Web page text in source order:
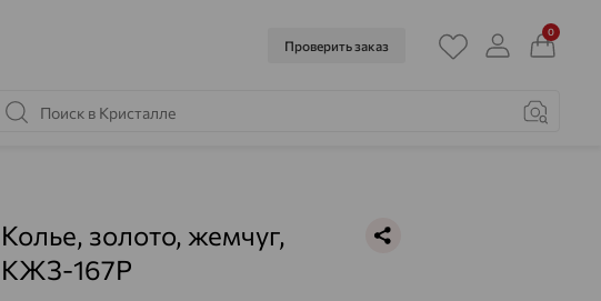
Проверить заказ
0
Колье, золото, жемчуг,
КЖЗ-167Р